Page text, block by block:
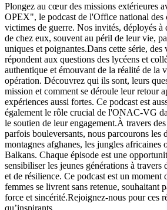
Plongez au cœur des missions extérieures
OPEX", le podcast de l'Office national des
victimes de guerre. Nos invités, déployés à
de chez eux, souvent au péril de leur vie,
uniques et poignantes.Dans cette série, des
répondent aux questions des lycéens et
authentique et émouvant de la réalité de la
opération. Découvrez qui ils sont, leurs
mission et comment se déroule leur retour
expériences aussi fortes. Ce podcast est
également le rôle crucial de l'ONAC-VG
le soutien de leur engagement.À travers
parfois bouleversants, nous parcourons les
montagnes afghanes, les jungles africaines
Balkans. Chaque épisode est une
sensibiliser les jeunes générations à travers
et de résilience. Ce podcast est un moment
femmes se livrent sans retenue, souhaitant
force et sincérité.Rejoignez-nous pour ces
qu’inspirants.